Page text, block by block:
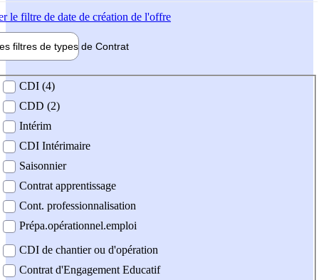
le filtre de date de création de l'offre
filtres de types de Contrat
contrat
CDI (4)
CDD (2)
Intérim
CDI Intérimaire
Saisonnier
Contrat apprentissage
Cont. professionnalisation
Prépa.opérationnel.emploi
CDI de chantier ou d'opération
Contrat d'Engagement Educatif